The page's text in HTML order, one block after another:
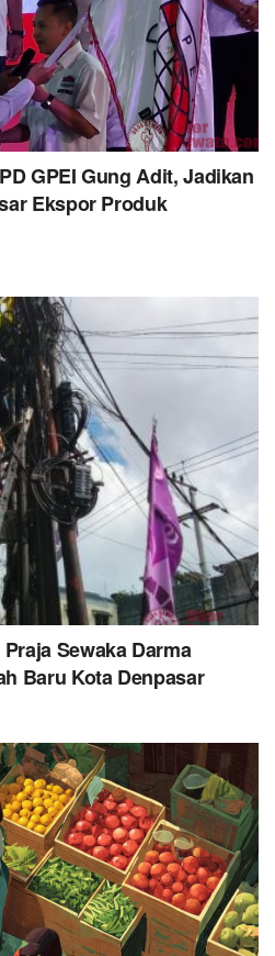
GPEI Gung Adit, Jadikan
Ekspor Produk
Sewaka Darma
Baru Kota Denpasar